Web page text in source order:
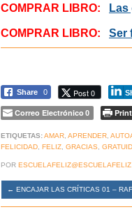
COMPRAR LIBRO: Las
COMPRAR LIBRO: Ser
Share 0 Post 0
Correo Electrónico 0 Print
ETIQUETAS:AMAR APRENDER
FELICIDAD FELIZ GRACIAS
POR
← ENCAJAR LAS CRÍTICAS 01 –